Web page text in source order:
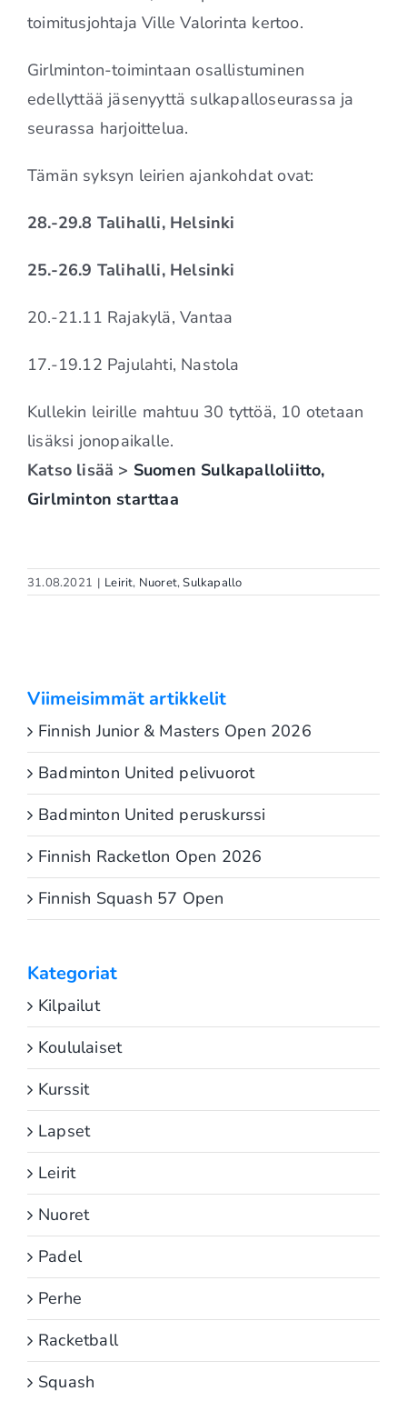
toimitusjohtaja Ville Valorinta kertoo.
Girlminton-toimintaan osallistuminen
edellyttää jäsenyyttä sulkapalloseurassa ja
seurassa harjoittelua.
Tämän syksyn leirien ajankohdat ovat:
28.-29.8 Talihalli, Helsinki
25.-26.9 Talihalli, Helsinki
20.-21.11 Rajakylä, Vantaa
17.-19.12 Pajulahti, Nastola
Kullekin leirille mahtuu 30 tyttöä, 10 otetaan
lisäksi jonopaikalle.
Katso lisää > Suomen Sulkapalloliitto,
Girlminton starttaa
31.08.2021 | Leirit, Nuoret,Sulkapallo
Viimeisimmät artikkelit
Finnish Junior & Masters Open 2026
Badminton United pelivuorot
Badminton United peruskurssi
Finnish Racketlon Open 2026
Finnish Squash 57 Open
Kategoriat
Kilpailut
Koululaiset
Kurssit
Lapset
Leirit
Nuoret
Padel
Perhe
Racketball
Squash